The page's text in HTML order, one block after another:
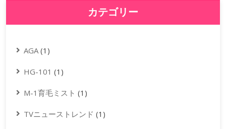
カテゴリー
AGA(1)
HG-101 (1)
M-1育毛ミスト (1)
TVニューストレンド (1)